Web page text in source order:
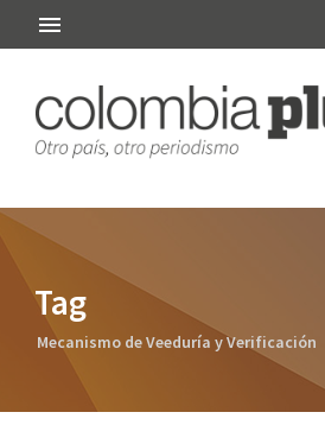
Tag
Mecanismo de Veeduría y Verificación